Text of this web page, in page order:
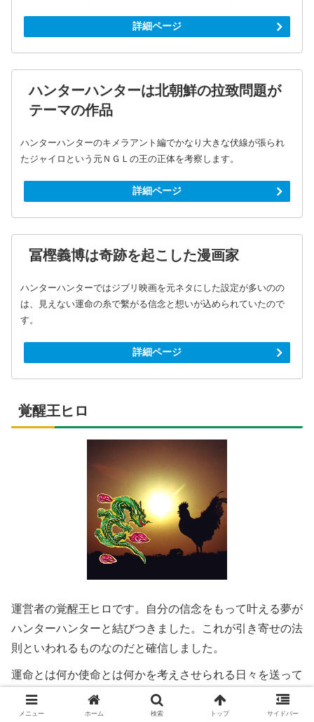
詳細ページ
ハンターハンターは北朝鮮の拉致問題が
テーマの作品
ハンターハンターのキメラアント編でかなり大きな伏線が張られ
たジャイロという元ＮＧＬの王の正体を考察します。
詳細ページ
冨樫義博は奇跡を起こした漫画家
ハンターハンターではジブリ映画を元ネタにした設定が多いのの
は、見えない運命の糸で繫がる信念と想いが込められていたので
す。
詳細ページ
覚醒王ヒロ
運営者の覚醒王ヒロです。自分の信念をもって叶える夢が
ハンターハンターと結びつきました。これが引き寄せの法
則といわれるものなのだと確信しました。
運命とは何か使命とは何かを考えさせられる日々を送って
います。自分の夢を叶えるには日本の覚醒が必要だとわか
り、この考察ブログを立ち上げました。
メニュー ホーム 検索 トップ サイドバー